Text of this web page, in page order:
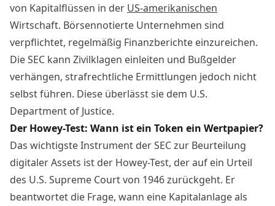
von Kapitalflüssen in der US-amerikanischen
Wirtschaft. Börsennotierte Unternehmen sind
verpflichtet, regelmäßig Finanzberichte einzureichen.
Die SEC kann Zivilklagen einleiten und Bußgelder
verhängen, strafrechtliche Ermittlungen jedoch nicht
selbst führen. Diese überlässt sie dem U.S.
Department of Justice.
Der Howey-Test: Wann ist ein Token ein Wertpapier?
Das wichtigste Instrument der SEC zur Beurteilung
digitaler Assets ist der Howey-Test, der auf ein Urteil
des U.S. Supreme Court von 1946 zurückgeht. Er
beantwortet die Frage, wann eine Kapitalanlage als